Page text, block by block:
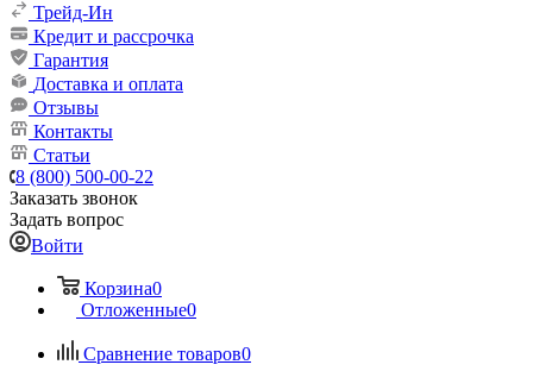
Трейд-Ин
Кредит и рассрочка
Гарантия
Доставка и оплата
Отзывы
Контакты
Статьи
8 (800) 500-00-22
Заказать звонок
Задать вопрос
Войти
Корзина0
Отложенные0
Сравнение товаров0